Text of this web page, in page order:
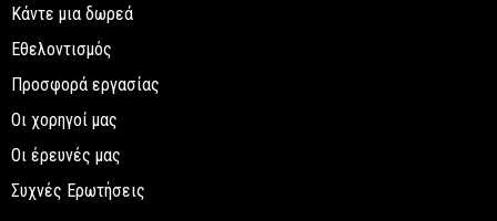
Κάντε μια δωρεά
Εθελοντισμός
Προσφορά εργασίας
Οι χορηγοί μας
Οι έρευνές μας
Συχνές Ερωτήσεις